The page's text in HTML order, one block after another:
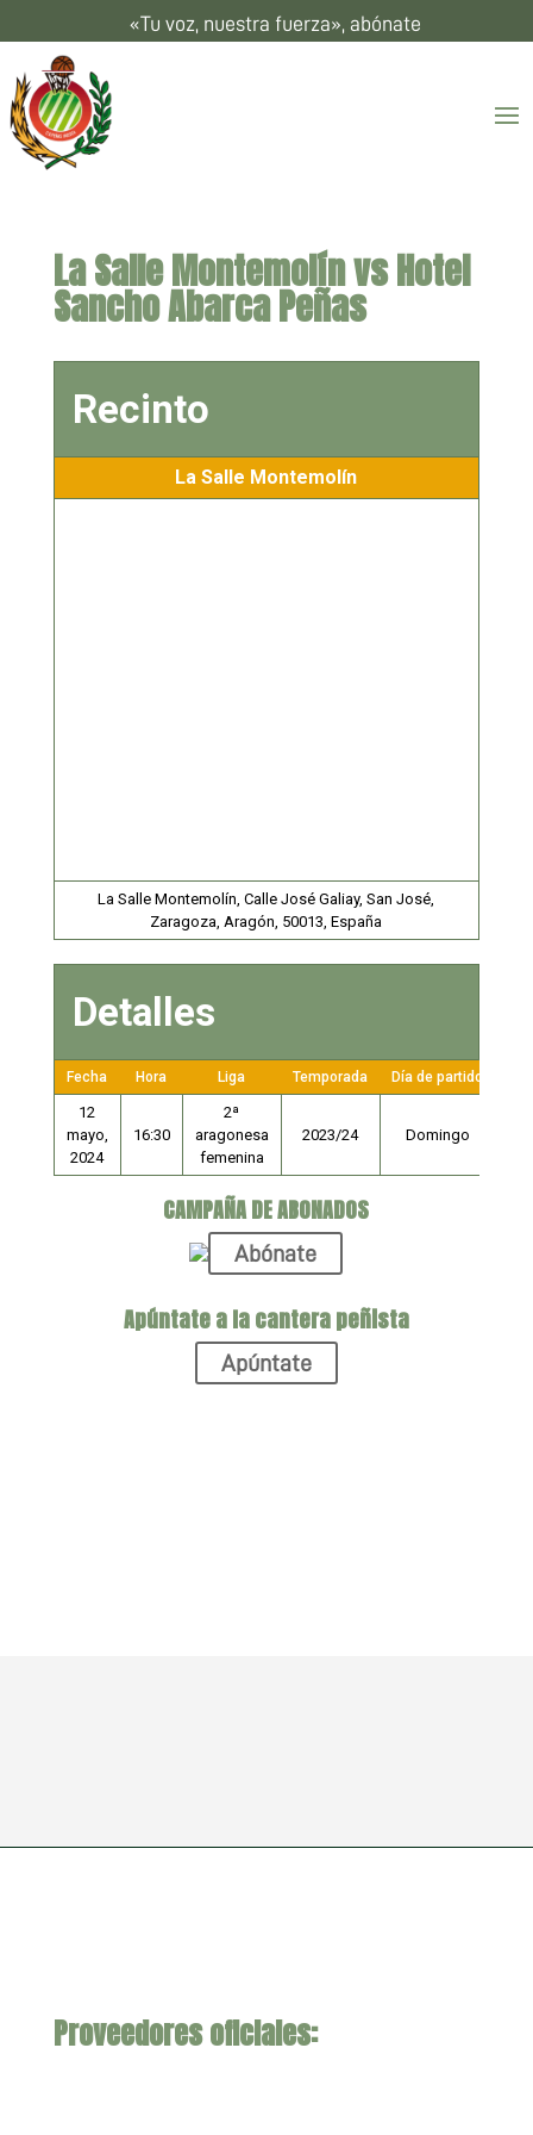
«Tu voz, nuestra fuerza», abónate
La Salle Montemolín vs Hotel
Sancho Abarca Peñas
Recinto
La Salle Montemolín
La Salle Montemolín, Calle José Galiay, San José,
Zaragoza, Aragón, 50013, España
Detalles
Fecha Hora Liga Temporada Día de partido
12
mayo,
2024
16:30
2ª
aragonesa
femenina
2023/24 Domingo
CAMPAÑA DE ABONADOS
Abónate
Apúntate a la cantera peñista
Apúntate
Proveedores oficiales: